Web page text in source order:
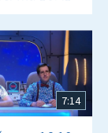
7:14